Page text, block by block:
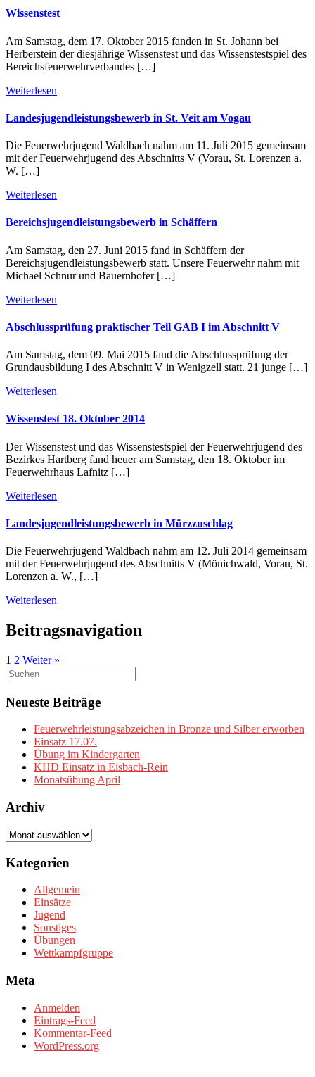
Wissenstest
Am Samstag, dem 17. Oktober 2015 fanden in St. Johann bei
Herberstein der diesjährige Wissenstest und das Wissenstestspiel des
Bereichsfeuerwehrverbandes […]
Weiterlesen
Landesjugendleistungsbewerb in St. Veit am Vogau
Die Feuerwehrjugend Waldbach nahm am 11. Juli 2015 gemeinsam
mit der Feuerwehrjugend des Abschnitts V (Vorau, St. Lorenzen a.
W. […]
Weiterlesen
Bereichsjugendleistungsbewerb in Schäffern
Am Samstag, den 27. Juni 2015 fand in Schäffern der
Bereichsjugendleistungsbewerb statt. Unsere Feuerwehr nahm mit
Michael Schnur und Bauernhofer […]
Weiterlesen
Abschlussprüfung praktischer Teil GAB I im Abschnitt V
Am Samstag, dem 09. Mai 2015 fand die Abschlussprüfung der
Grundausbildung I des Abschnitt V in Wenigzell statt. 21 junge […]
Weiterlesen
Wissenstest 18. Oktober 2014
Der Wissenstest und das Wissenstestspiel der Feuerwehrjugend des
Bezirkes Hartberg fand heuer am Samstag, den 18. Oktober im
Feuerwehrhaus Lafnitz […]
Weiterlesen
Landesjugendleistungsbewerb in Mürzzuschlag
Die Feuerwehrjugend Waldbach nahm am 12. Juli 2014 gemeinsam
mit der Feuerwehrjugend des Abschnitts V (Mönichwald, Vorau, St.
Lorenzen a. W., […]
Weiterlesen
Beitragsnavigation
1 2 Weiter »
Suchen
nach:
Neueste Beiträge
Feuerwehrleistungsabzeichen in Bronze und Silber erworben
Einsatz 17.07.
Übung im Kindergarten
KHD Einsatz in Eisbach-Rein
Monatsübung April
Archiv
Archiv
Kategorien
Allgemein
Einsätze
Jugend
Sonstiges
Übungen
Wettkampfgruppe
Meta
Anmelden
Eintrags-Feed
Kommentar-Feed
WordPress.org